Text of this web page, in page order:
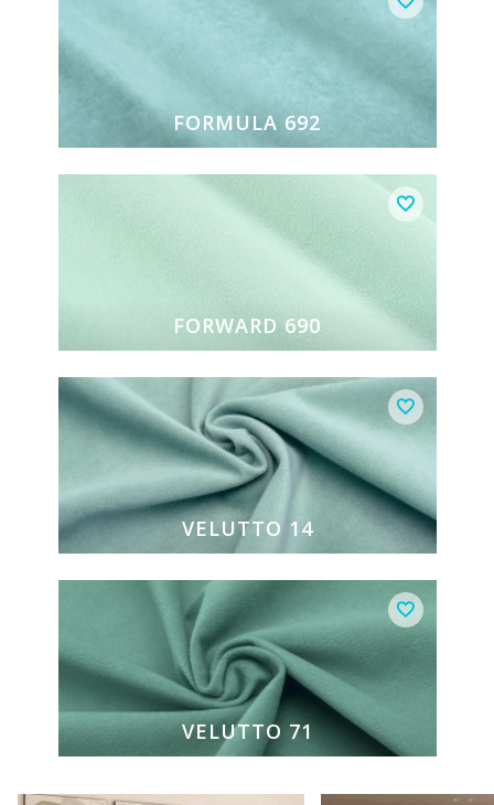
FORMULA 692
FORWARD 690
VELUTTO 14
VELUTTO 71